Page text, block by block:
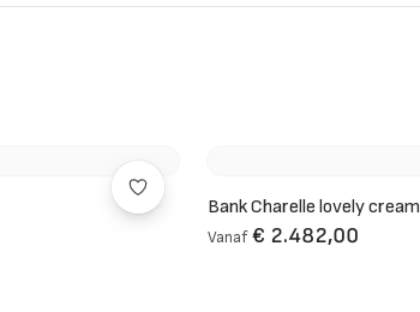
Bank Charelle lovely cream
Vanaf € 2.482,00